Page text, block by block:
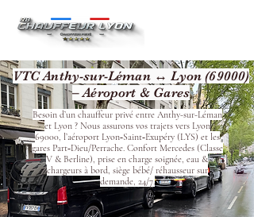
VTC Anthy-sur-Léman ↔ Lyon (69000)
– Aéroport & Gares
Besoin d’un chauffeur privé entre Anthy-sur-Léman
et Lyon ? Nous assurons vos trajets vers Lyon
69000, l’aéroport Lyon‑Saint‑Exupéry (LYS) et les
gares Part‑Dieu/Perrache. Confort Mercedes (Classe
V & Berline), prise en charge soignée, eau &
chargeurs à bord, siège bébé/ réhausseur sur
demande, 24/7.